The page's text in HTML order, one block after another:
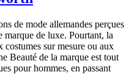
de mode allemandes perçues
marque de luxe. Pourtant, la
costumes sur mesure ou aux
Beauté de la marque est tout
pour hommes, en passant